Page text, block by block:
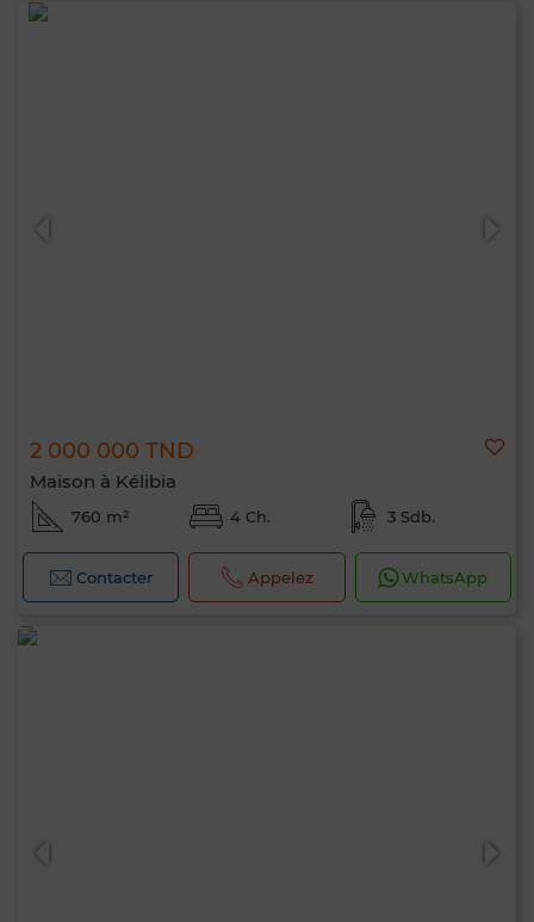
2 000 000 TND
Maison à Kélibia
760 m² 4 Ch. 3 Sdb.
Contacter Appelez WhatsApp